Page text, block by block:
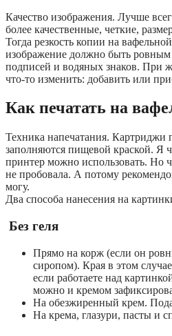
Качество изображения. Лучше
более качественные, четкие,
Тогда резкость копии на
изображение должно быть ровным
подписей и водяных знаков. При
что-то изменить: добавить или
Как печатать на
Техника напечатания. Картриджи
заполняются пищевой краской. Я
принтер можно использовать. Но
не пробовала. А потому
могу.
Два способа нанесения на
Без геля
Прямо на корж (если он
сиропом). Края в этом
если работаете над
можно и кремом
На обезжиренный крем.
На крема, глазури, пасты и